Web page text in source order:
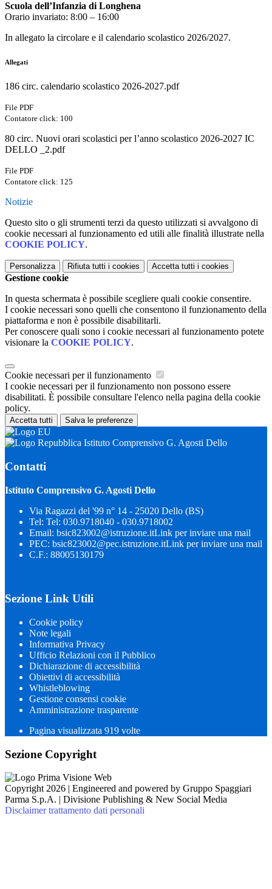
Scuola dell’Infanzia di Longhena
Orario invariato: 8:00 – 16:00
In allegato la circolare e il calendario scolastico 2026/2027.
Allegati
186 circ. calendario scolastico 2026-2027.pdf
File PDF
Contatore click: 100
80 circ. Nuovi orari scolastici per l’anno scolastico 2026-2027 IC
DELLO _2.pdf
File PDF
Contatore click: 125
Notizie
Questo sito o gli strumenti terzi da questo utilizzati si avvalgono di
cookie necessari al funzionamento ed utili alle finalità illustrate nella
COOKIE POLICY.
Personalizza Rifiuta tutti i cookies Accetta tutti i cookies
Gestione cookie
In questa schermata è possibile scegliere quali cookie consentire.
I cookie necessari sono quelli che consentono il funzionamento della
piattaforma e non è possibile disabilitarli.
Per conoscere quali sono i cookie necessari al funzionamento potete
visionare la COOKIE POLICY.
Cookie necessari per il funzionamento
I cookie necessari per il funzionamento non possono essere
disabilitati. È possibile consultare l'elenco nella pagina della cookie
policy.
Accetta tutti Salva le preferenze
Istituto Comprensivo G. Agosti Dello
Contatti
Istituto Comprensivo G. Agosti Dello
Via Ragazzi del '99 n° 14 - 25020 Dello (BS)
Tel: Tel: 030.9718040 - 030.9718002
Email: bsic823002@istruzione.itLink per inviare una mail
PEC: bsic823002@pec.istruzione.itLink per inviare una mail
C.F.: 88005130179
Sezione Link Utili
Cookie policy
Note legali
Informativa Privacy
Ufficio Relazioni con il Pubblico
Dichiarazione di accessibilità
Obiettivi di accessibilità
Whistleblowing
Gestione consensi cookie
Amministrazione trasparente
Pagina visualizzata 919 volte
Sezione Copyright
Copyright 2026 | Engineered and powered by Gruppo Spaggiari
Parma S.p.A. | Divisione Publishing & New Social Media
Disclaimer trattamento dati personali